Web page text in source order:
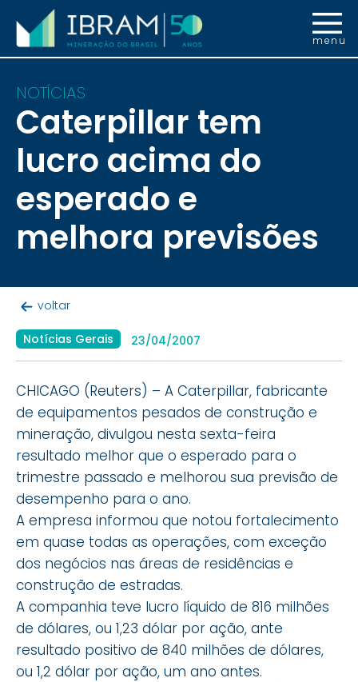
menu
NOTÍCIAS
Caterpillar tem
lucro acima do
esperado e
melhora previsões
voltar
Notícias Gerais 23/04/2007
CHICAGO (Reuters) – A Caterpillar, fabricante
de equipamentos pesados de construção e
mineração, divulgou nesta sexta-feira
resultado melhor que o esperado para o
trimestre passado e melhorou sua previsão de
desempenho para o ano.
A empresa informou que notou fortalecimento
em quase todas as operações, com exceção
dos negócios nas áreas de residências e
construção de estradas.
A companhia teve lucro líquido de 816 milhões
de dólares, ou 1,23 dólar por ação, ante
resultado positivo de 840 milhões de dólares,
ou 1,2 dólar por ação, um ano antes.